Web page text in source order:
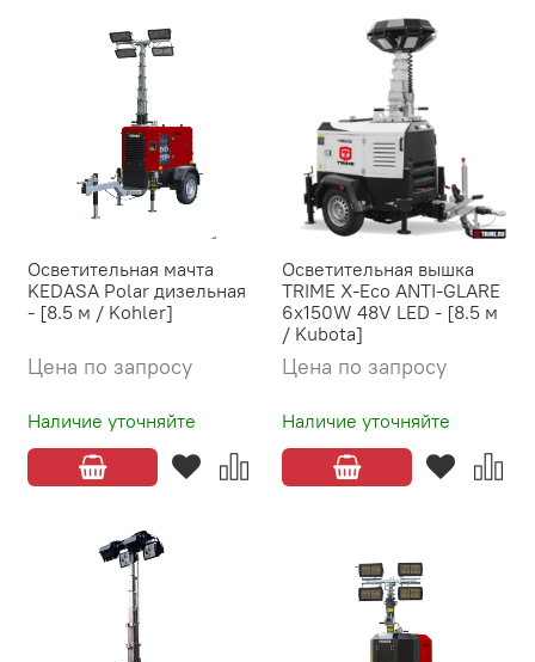
Осветительная мачта
KEDASA Polar дизельная
- [8.5 м / Kohler]
Наличие уточняйте
Цена по запросу
Осветительная вышка
TRIME X-Eco ANTI-GLARE
6x150W 48V LED - [8.5 м
/ Kubota]
Наличие уточняйте
Цена по запросу